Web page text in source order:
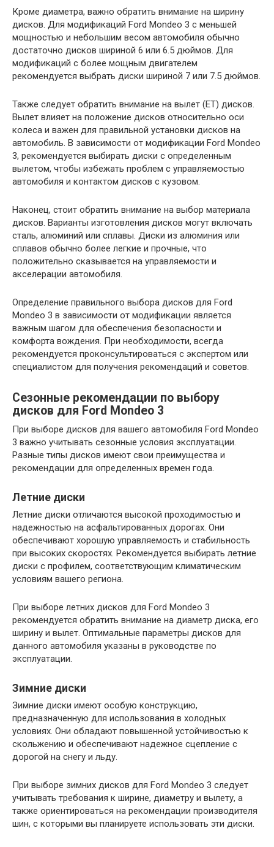
Кроме диаметра, важно обратить внимание на ширину
дисков. Для модификаций Ford Mondeo 3 с меньшей
мощностью и небольшим весом автомобиля обычно
достаточно дисков шириной 6 или 6.5 дюймов. Для
модификаций с более мощным двигателем
рекомендуется выбрать диски шириной 7 или 7.5 дюймов.
Также следует обратить внимание на вылет (ET) дисков.
Вылет влияет на положение дисков относительно оси
колеса и важен для правильной установки дисков на
автомобиль. В зависимости от модификации Ford Mondeo
3, рекомендуется выбирать диски с определенным
вылетом, чтобы избежать проблем с управляемостью
автомобиля и контактом дисков с кузовом.
Наконец, стоит обратить внимание на выбор материала
дисков. Варианты изготовления дисков могут включать
сталь, алюминий или сплавы. Диски из алюминия или
сплавов обычно более легкие и прочные, что
положительно сказывается на управляемости и
акселерации автомобиля.
Определение правильного выбора дисков для Ford
Mondeo 3 в зависимости от модификации является
важным шагом для обеспечения безопасности и
комфорта вождения. При необходимости, всегда
рекомендуется проконсультироваться с экспертом или
специалистом для получения рекомендаций и советов.
Сезонные рекомендации по выбору
дисков для Ford Mondeo 3
При выборе дисков для вашего автомобиля Ford Mondeo
3 важно учитывать сезонные условия эксплуатации.
Разные типы дисков имеют свои преимущества и
рекомендации для определенных времен года.
Летние диски
Летние диски отличаются высокой проходимостью и
надежностью на асфальтированных дорогах. Они
обеспечивают хорошую управляемость и стабильность
при высоких скоростях. Рекомендуется выбирать летние
диски с профилем, соответствующим климатическим
условиям вашего региона.
При выборе летних дисков для Ford Mondeo 3
рекомендуется обратить внимание на диаметр диска, его
ширину и вылет. Оптимальные параметры дисков для
данного автомобиля указаны в руководстве по
эксплуатации.
Зимние диски
Зимние диски имеют особую конструкцию,
предназначенную для использования в холодных
условиях. Они обладают повышенной устойчивостью к
скольжению и обеспечивают надежное сцепление с
дорогой на снегу и льду.
При выборе зимних дисков для Ford Mondeo 3 следует
учитывать требования к ширине, диаметру и вылету, а
также ориентироваться на рекомендации производителя
шин, с которыми вы планируете использовать эти диски.